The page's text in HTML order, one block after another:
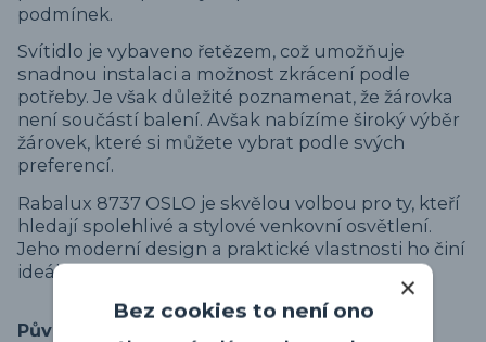
podmínek.
Svítidlo je vybaveno řetězem, což umožňuje
snadnou instalaci a možnost zkrácení podle
potřeby. Je však důležité poznamenat, že žárovka
není součástí balení. Avšak nabízíme široký výběr
žárovek, které si můžete vybrat podle svých
preferencí.
Rabalux 8737 OSLO je skvělou volbou pro ty, kteří
hledají spolehlivé a stylové venkovní osvětlení.
Jeho moderní design a praktické vlastnosti ho činí
ideálním doplňkem pro váš venkovní prostor.
Původ zboží
Bez cookies to není ono